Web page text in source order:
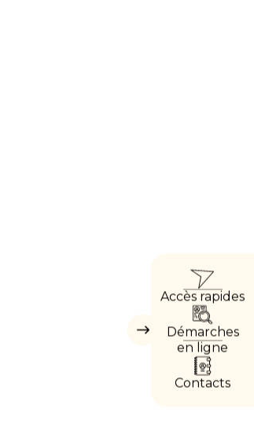
Masquer
Accès rapides
Démarches
en ligne
Contacts